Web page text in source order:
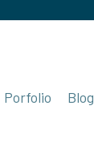
Porfolio Blog